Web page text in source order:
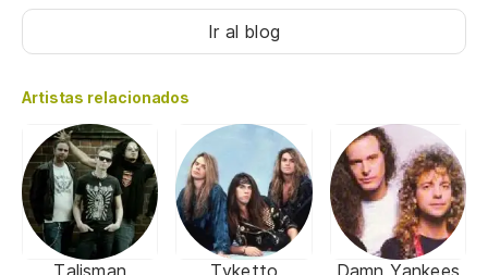
Ir al blog
Artistas relacionados